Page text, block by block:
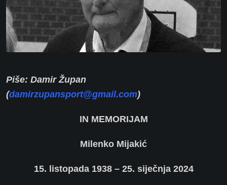
Piše: Damir Župan
(damirzupansport@gmail.com)
IN MEMORIJAM
Milenko Mijakić
15. listopada 1938 – 25. siječnja 2024